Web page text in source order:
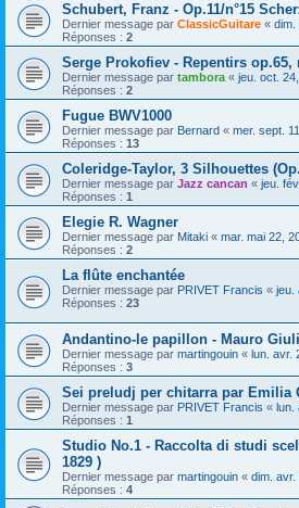
Schubert, Franz - Op.11/n°15
Dernier message par ClassicGuitare « dim.
Réponses : 2
Serge Prokofiev - Repentirs op.65,
Dernier message par tambora « jeu. oct.
Réponses : 2
Fugue BWV1000
Dernier message par Bernard « mer. sept.
Réponses : 13
Coleridge-Taylor, 3 Silhouettes
Dernier message par Jazz cancan « jeu.
Réponses : 1
Elegie R. Wagner
Dernier message par Mitaki « mar. mai 22,
Réponses : 2
La flûte enchantée
Dernier message par PRIVET Francis « jeu.
Réponses : 23
Andantino-le papillon - Mauro
Dernier message par martingouin « lun. avr.
Réponses : 3
Sei preludj per chitarra par Emilia
Dernier message par PRIVET Francis « lun.
Réponses : 1
Studio No.1 - Raccolta di studi
1829 )
Dernier message par martingouin « dim. avr.
Réponses : 4